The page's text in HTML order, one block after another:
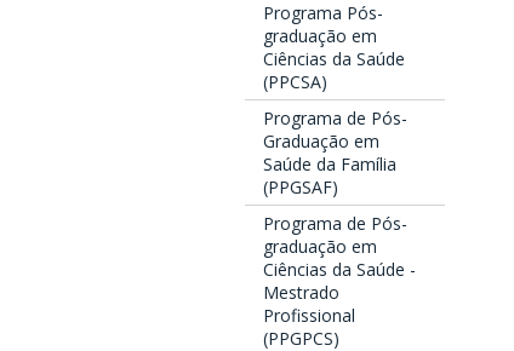
Programa Pós-
graduação em
Ciências da Saúde
(PPCSA)
Programa de Pós-
Graduação em
Saúde da Família
(PPGSAF)
Programa de Pós-
graduação em
Ciências da Saúde -
Mestrado
Profissional
(PPGPCS)